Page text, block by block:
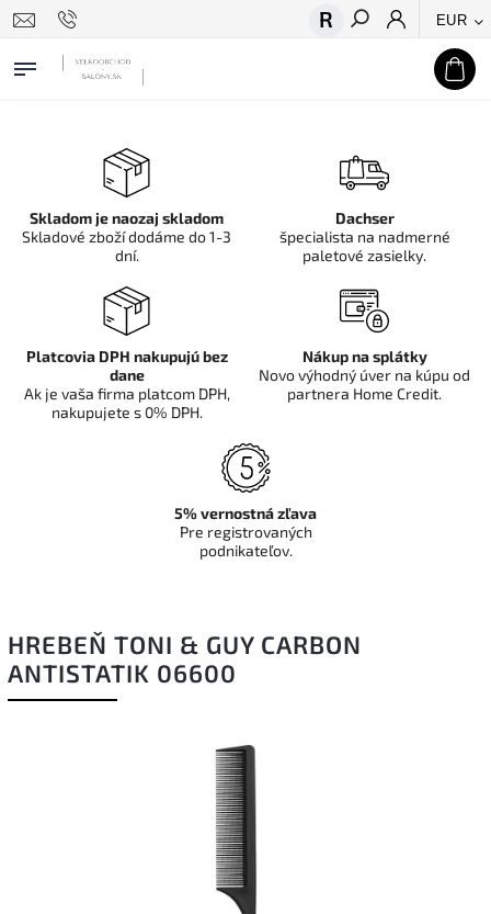
EUR
Hľadať
HREBEŇ TONI & GUY CARBON
ANTISTATIK 06600
Skladom je naozaj skladom
Skladové zboží dodáme do 1-3
dní.
Dachser
špecialista na nadmerné
paletové zasielky.
Platcovia DPH nakupujú bez
dane
Ak je vaša firma platcom DPH,
nakupujete s 0% DPH.
Nákup na splátky
Novo výhodný úver na kúpu od
partnera Home Credit.
5% vernostná zľava
Pre registrovaných
podnikateľov.